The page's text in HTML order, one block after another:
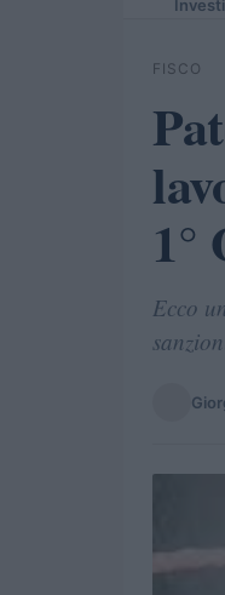
FISCO
1°
Ecco